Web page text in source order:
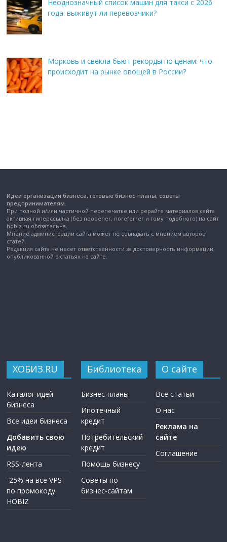
Неоднозначный список машин для такси с 2026
года: выживут ли перевозчики?
Морковь и свекла бьют рекорды по ценам: что
происходит на рынке овощей в России?
Идеи организации бизнеса, готовые бизнес-планы, советы
предпринимателям.
При полной и/или частичной перепечатке или рерайте материалов сайта
активная гиперссылка (без noopener, noreferrer и тому подобного) на сайт
hobiz.ru обязательна.
Мнение администрации сайта может не совпадать с мнением авторов
статей.
Редакция сайта не несет ответственности за достоверность информации,
опубликованной в статьях на сайте.
ХОБИЗ.RU
Каталог идей
бизнеса
Все идеи бизнеса
Добавить свою
идею
RSS-лента
-25% на все VPS
по промокоду
HOBIZ
Библиотека
Бизнес-планы
Ипотечный
кредит
Потребительский
кредит
Помощь бизнесу
Советы по
бизнес-сайтам
О сайте
Все статьи
О нас
Реклама на
сайте
Соглашение